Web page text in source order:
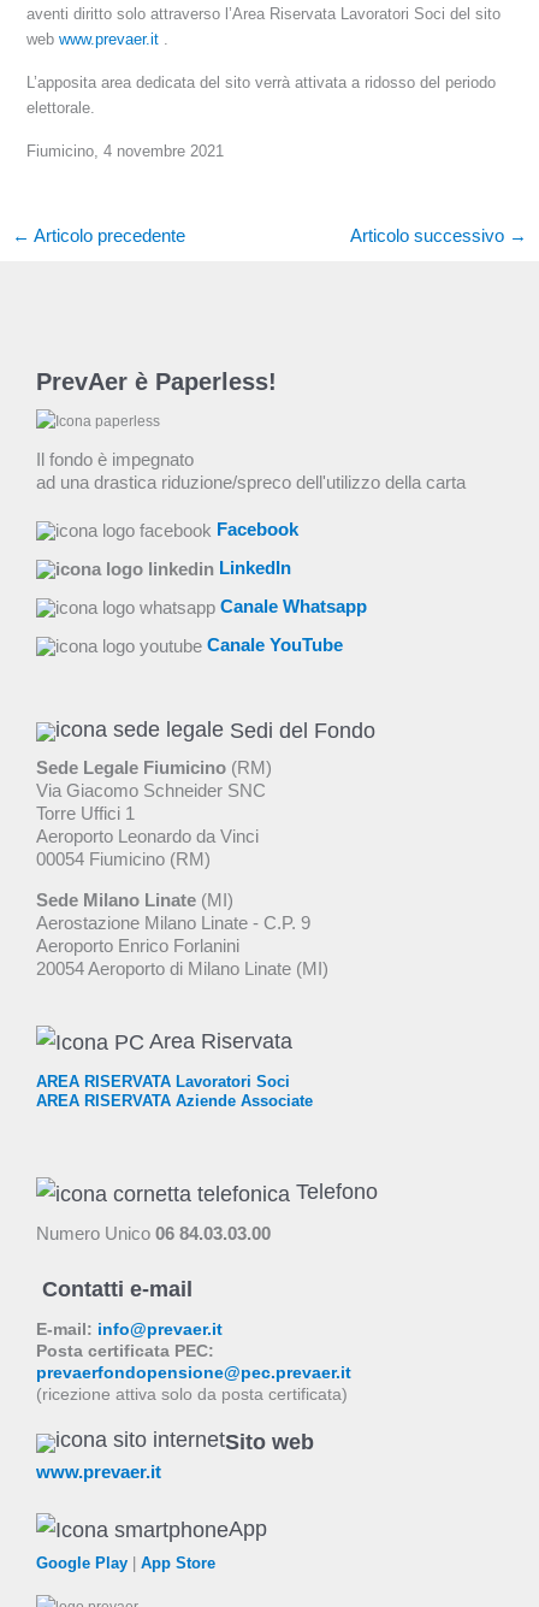
aventi diritto solo attraverso l’Area Riservata Lavoratori Soci del sito
webwww.prevaer.it .
L’apposita area dedicata del sito verrà attivata a ridosso del periodo
elettorale.
Fiumicino, 4 novembre 2021
← Articolo precedente Articolo successivo →
PrevAer è Paperless!
Il fondo è impegnato
ad una drastica riduzione/spreco dell'utilizzo della carta
Facebook
LinkedIn
Canale Whatsapp
Canale YouTube
Sedi del Fondo
Sede Legale Fiumicino (RM)
Via Giacomo Schneider SNC
Torre Uffici 1
Aeroporto Leonardo da Vinci
00054 Fiumicino (RM)
Sede Milano Linate (MI)
Aerostazione Milano Linate - C.P. 9
Aeroporto Enrico Forlanini
20054 Aeroporto di Milano Linate (MI)
Area Riservata
AREA RISERVATA Lavoratori Soci
AREA RISERVATA Aziende Associate
Telefono
Numero Unico 06 84.03.03.00
Contatti e-mail
E-mail: info@prevaer.it
Posta certificata PEC:
prevaerfondopensione@pec.prevaer.it
(ricezione attiva solo da posta certificata)
Sito web
www.prevaer.it
App
Google Play App Store